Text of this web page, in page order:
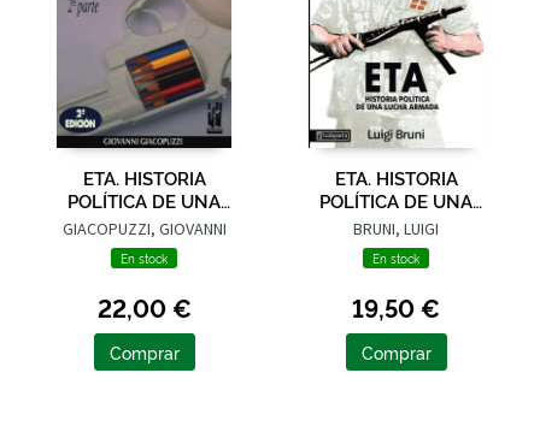
ETA. HISTORIA
POLÍTICA DE UNA
LUCHA ARMADA - 2ª
PARTE
GIACOPUZZI, GIOVANNI
En stock
22,00 €
Comprar
ETA. HISTORIA
POLÍTICA DE UNA
LUCHA ARMADA - 1ª
PARTE
BRUNI, LUIGI
En stock
19,50 €
Comprar